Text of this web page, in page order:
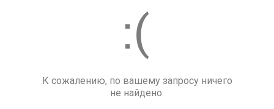
К сожалению, по вашему запросу ничего
не найдено.